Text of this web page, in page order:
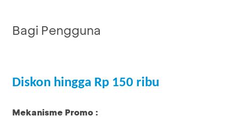
Bagi Pengguna
Diskon hingga Rp 150 ribu
Mekanisme Promo :